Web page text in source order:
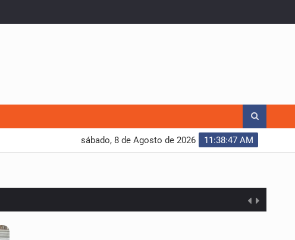
11:38:47 AM
sábado, 8 de Agosto de 2026